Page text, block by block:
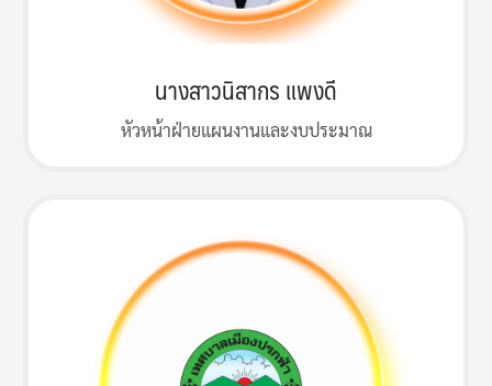
นางสาวนิสากร แพงดี
หัวหน้าฝ่ายแผนงานและงบประมาณ